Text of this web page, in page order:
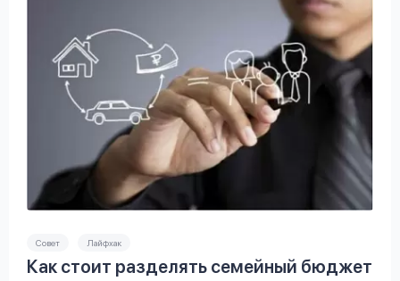
Совет Лайфхак
Как стоит разделять семейный бюджет